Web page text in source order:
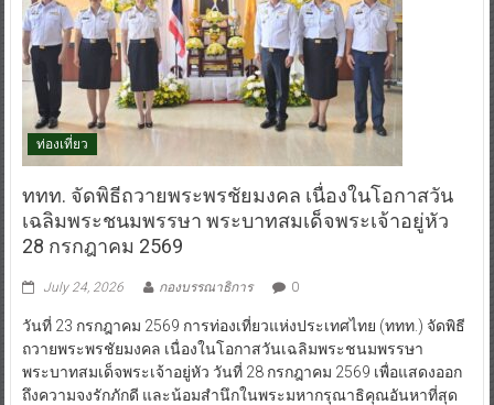
ท่องเที่ยว
ททท. จัดพิธีถวายพระพรชัยมงคล เนื่องในโอกาสวัน
เฉลิมพระชนมพรรษา พระบาทสมเด็จพระเจ้าอยู่หัว
28 กรกฎาคม 2569
July 24, 2026 กองบรรณาธิการ 0
วันที่ 23 กรกฎาคม 2569 การท่องเที่ยวแห่งประเทศไทย (ททท.) จัดพิธี
ถวายพระพรชัยมงคล เนื่องในโอกาสวันเฉลิมพระชนมพรรษา
พระบาทสมเด็จพระเจ้าอยู่หัว วันที่ 28 กรกฎาคม 2569 เพื่อแสดงออก
ถึงความจงรักภักดี และน้อมสำนึกในพระมหากรุณาธิคุณอันหาที่สุด